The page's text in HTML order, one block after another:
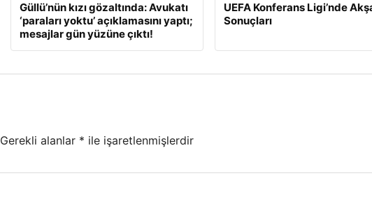
Güllü’nün kızı gözaltında: Avukatı
‘paraları yoktu’ açıklamasını yaptı;
mesajlar gün yüzüne çıktı!
UEFA Konferans Ligi’nde
Sonuçları
Gerekli alanlar * ile işaretlenmişlerdir